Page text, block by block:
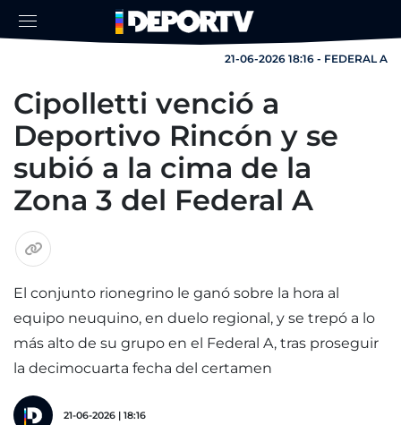
21-06-2026 18:16 - FEDERAL A
Cipolletti venció a
Deportivo Rincón y se
subió a la cima de la
Zona 3 del Federal A
El conjunto rionegrino le ganó sobre la hora al
equipo neuquino, en duelo regional, y se trepó a lo
más alto de su grupo en el Federal A, tras proseguir
la decimocuarta fecha del certamen
21-06-2026 | 18:16